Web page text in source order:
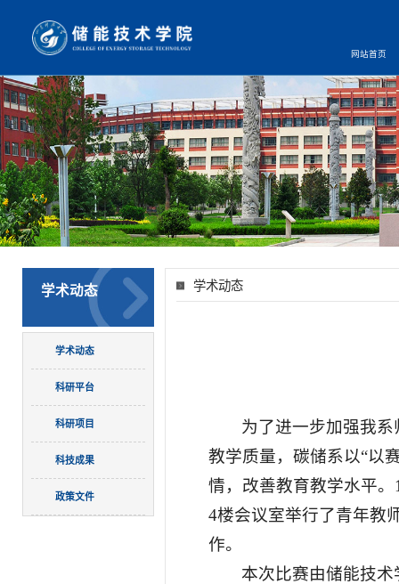
网站首页
学术动态
学术动态
科研平台
科研项目
科技成果
政策文件
学术动态
为了进一步加强我
教学质量，碳储系以“以
情，改善教育教学水平
4楼会议室举行了青年教
作。
本次比赛由储能技